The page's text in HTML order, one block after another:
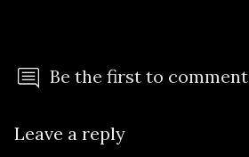
Be the first to comment
Leave a reply